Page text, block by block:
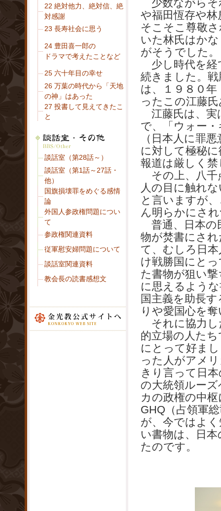
22 絶対他力、絶対信、絶
対感謝
23 長寿社会に思う
24 豊田喜一郎の
ドラマで考えたことなど
25 六十年目の幸せ
26 万葉の時代から「天地
の神」はあった
27 投書して 見えてきたこ
と
談話室（第28話～）
談話室（第1話～27話・
他）
国旗損壊罪をめぐる感情
論
外国人参政権問題につい
て
参政権関連資料
従軍慰安婦問題について
談話室関連資料
教会長の読書感想文
少数ながらそ
や福田恆存や
そこそこ尊敬
いた林氏はか
がそうでした。
少し時代を経
続きました。
は、１９８０
ったこの江藤
江藤氏は、実
で、「ウォー
（日本人に罪
に対して極秘
報道は厳しく
その上、八千
人の目に触れ
と言いますが
ん明らかにさ
普通、日本の
物が焚書にさ
て、むしろ日
け戦勝国にと
た書物が狙い
に思えるよう
国主義を助長
りや愛国心を
それに協力し
的立場の人た
にとって好ま
った人がアメ
きり言って日
の大統領ルー
カの政権の中
GHQ（占領軍
が、今ではよ
い書物は、日
たのです。